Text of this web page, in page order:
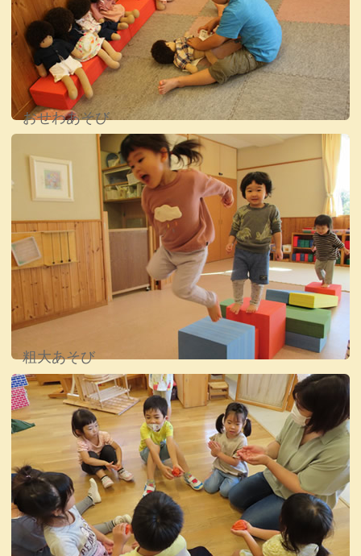
おせわあそび
粗大あそび